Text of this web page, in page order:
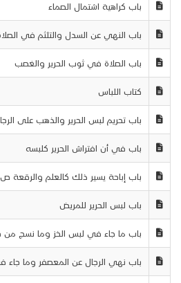
باب كراهية اشتمال الصماء
باب النهي عن السدل والتلثم في
باب الصلاة في ثوب الحرير والغصب
كتاب اللباس
باب تحريم لبس الحرير والذهب على
باب في أن افتراش الحرير كلبسه
باب إباحة يسير ذلك كالعلم والرقعة ص 79
باب لبس الحرير للمريض
باب ما جاء في لبس الخز وما نسج من
باب نهي الرجال عن المعصفر وما جاء